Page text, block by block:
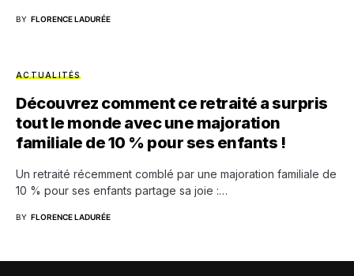
BY FLORENCE LADURÉE
ACTUALITÉS
Découvrez comment ce retraité a surpris
tout le monde avec une majoration
familiale de 10 % pour ses enfants !
Un retraité récemment comblé par une majoration familiale de
10 % pour ses enfants partage sa joie :…
BY FLORENCE LADURÉE